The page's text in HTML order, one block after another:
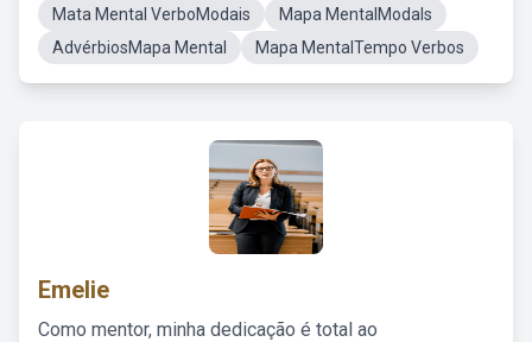
Mata Mental VerboModais
Mapa MentalModals
AdvérbiosMapa Mental
Mapa MentalTempo Verbos
Emelie
Como mentor, minha dedicação é total ao